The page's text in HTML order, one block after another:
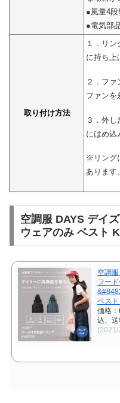
●風量4
●電気部
取り付け方法
１．リ
に持ち上
２．ファ
ファンを
３．外
にはめ込
※リング
あります
空調服 DAYS デイ
ウェアのみ ベスト
空調
フー
ベス
価格
込、
(2021/